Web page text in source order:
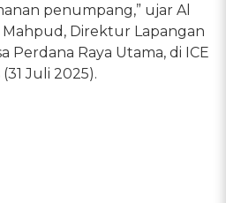
penumpang,” ujar Al
Mahpud, Direktur Lapangan
Perdana Raya Utama, di ICE
Juli 2025).